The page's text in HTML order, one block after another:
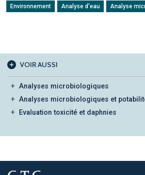
Environnement Analyse d'eau Analyse
VOIR AUSSI
Analyses microbiologiques
Analyses microbiologiques et
Evaluation toxicité et daphnies